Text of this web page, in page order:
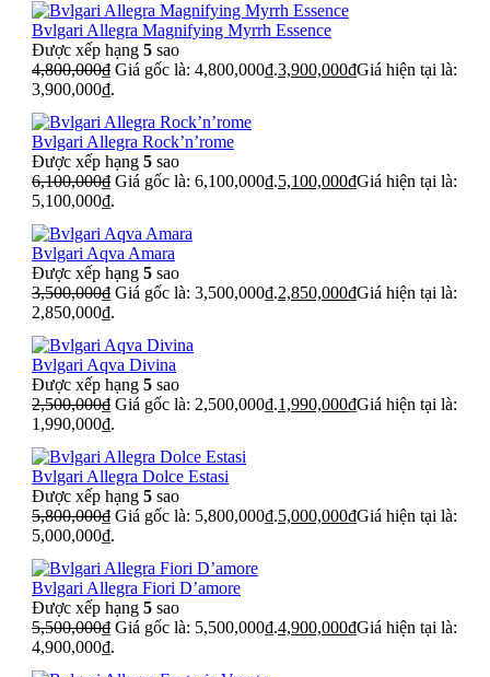
Bvlgari Allegra Magnifying Myrrh Essence
Được xếp hạng 5 sao
4,800,000₫ Giá gốc là: 4,800,000₫.3,900,000₫Giá hiện tại là:
3,900,000₫.
Bvlgari Allegra Rock’n’rome
Được xếp hạng 5 sao
6,100,000₫ Giá gốc là: 6,100,000₫.5,100,000₫Giá hiện tại là:
5,100,000₫.
Bvlgari Aqva Amara
Được xếp hạng 5 sao
3,500,000₫ Giá gốc là: 3,500,000₫.2,850,000₫Giá hiện tại là:
2,850,000₫.
Bvlgari Aqva Divina
Được xếp hạng 5 sao
2,500,000₫ Giá gốc là: 2,500,000₫.1,990,000₫Giá hiện tại là:
1,990,000₫.
Bvlgari Allegra Dolce Estasi
Được xếp hạng 5 sao
5,800,000₫ Giá gốc là: 5,800,000₫.5,000,000₫Giá hiện tại là:
5,000,000₫.
Bvlgari Allegra Fiori D’amore
Được xếp hạng 5 sao
5,500,000₫ Giá gốc là: 5,500,000₫.4,900,000₫Giá hiện tại là:
4,900,000₫.